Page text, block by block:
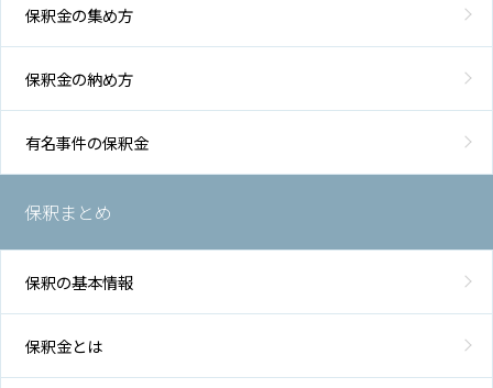
保釈金の集め方
保釈金の納め方
有名事件の保釈金
保釈まとめ
保釈の基本情報
保釈金とは